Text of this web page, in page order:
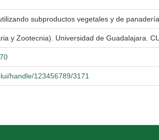
subproductos vegetales y de panadería
y Zootecnia). Universidad de Guadalajara.
handle/123456789/3171